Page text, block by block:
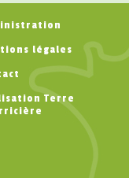
légales
Terre